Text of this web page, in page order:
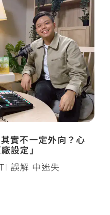
實不一定外向？心
設定」
誤解 中迷失